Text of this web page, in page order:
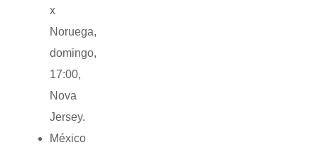
x
Noruega,
domingo,
17:00,
Nova
Jersey.
México